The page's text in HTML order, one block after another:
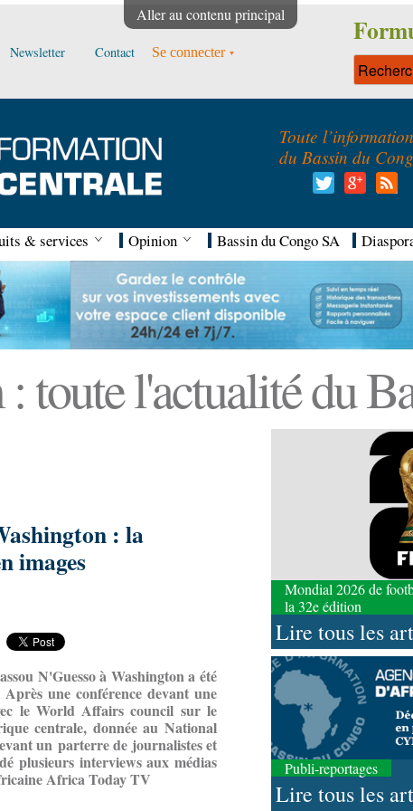
Aller au contenu principal
Newsletter Contact Se connecter
Toute l’information
du Bassin du
& services Opinion Bassin du Congo SA
toute l'actualité du
: la
images
N'Guesso à Washington a été
une conférence devant une
le World Affairs council sur le
centrale, donnée au National
un parterre de journalistes et
plusieurs interviews aux médias
Africa Today TV
Mondial 2026 de
la 32e édition
Lire tous les
Publi-reportages
Lire tous les
09-08-2026 10:53
Afrique-Monde
soirée de gala
l’Opdad
09-08-2026 10:38
Art-Culture-Média
Es’crim» promeut la
juvénile par le sport